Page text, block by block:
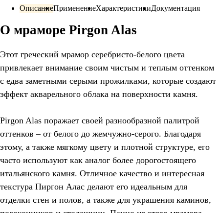
ОписаниеПрименениеХарактеристикиДокументация
О мраморе Pirgon Alas
Этот греческий мрамор серебристо-белого цвета
привлекает внимание своим чистым и теплым оттенком
с едва заметными серыми прожилками, которые создают
эффект акварельного облака на поверхности камня.
Pirgon Alas поражает своей разнообразной палитрой
оттенков – от белого до жемчужно-серого. Благодаря
этому, а также мягкому цвету и плотной структуре, его
часто используют как аналог более дорогостоящего
итальянского камня. Отличное качество и интересная
текстура Пиргон Алас делают его идеальным для
отделки стен и полов, а также для украшения каминов,